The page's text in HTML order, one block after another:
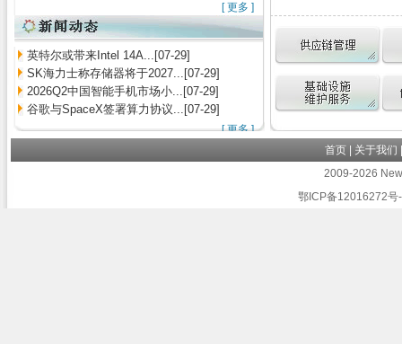
[更多 ]
英特尔或带来Intel 14A...[07-29]
SK海力士称存储器将于2027...[07-29]
2026Q2中国智能手机市场小...[07-29]
谷歌与SpaceX签署算力协议...[07-29]
[更多]
首页| 关于我们
2009-2026
鄂ICP备12016272